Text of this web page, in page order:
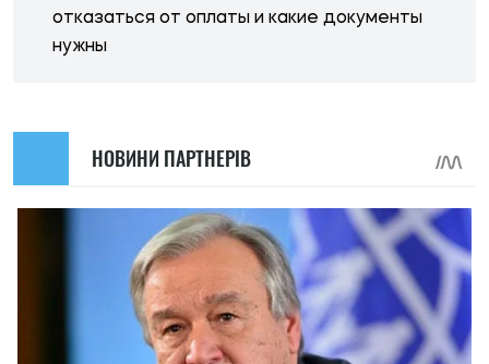
отказаться от оплаты и какие документы
нужны